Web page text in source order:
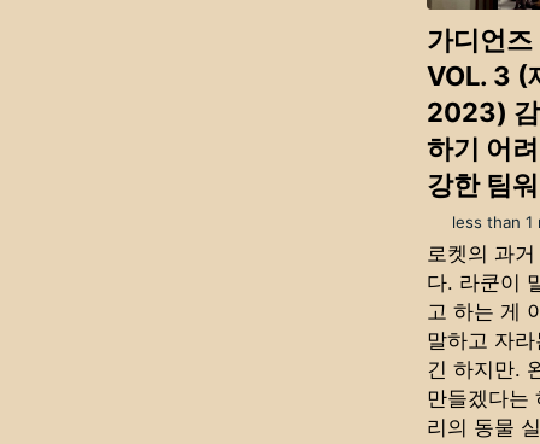
가디언
VOL. 3 (
2023)
하기 어
강한 팀
less than 1
로켓의 과
다. 라쿤이
고 하는 게
말하고 자
긴 하지만.
만들겠다는
리의 동물